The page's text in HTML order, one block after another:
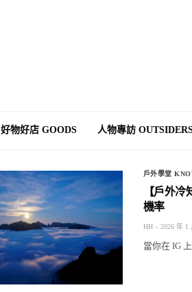
好物好店 GOODS 人物專訪
戶外學堂
【戶外
機率
HH 2026 年 1
當你在 IG